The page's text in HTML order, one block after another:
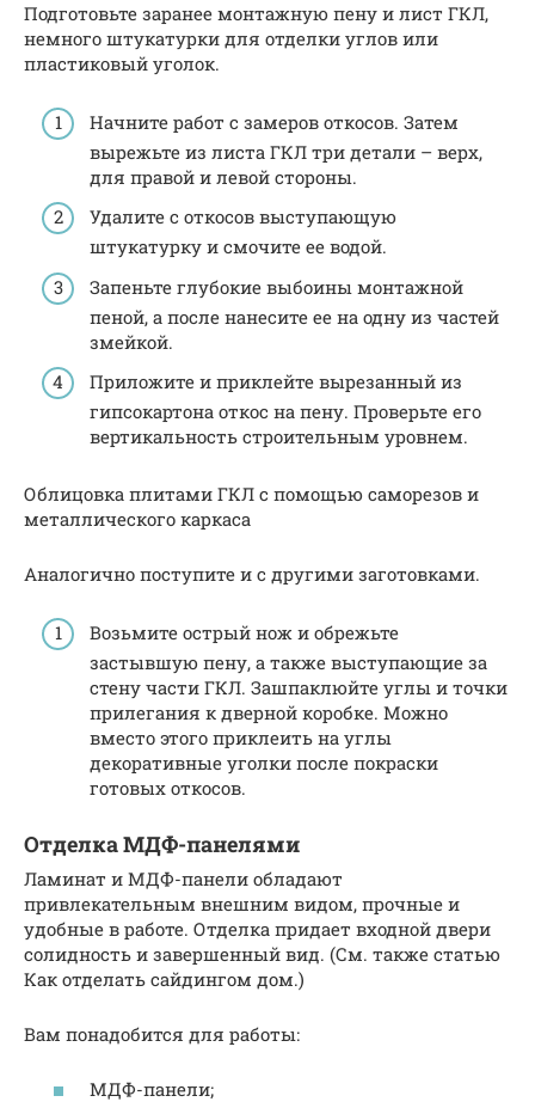
Подготовьте заранее монтажную пену и лист ГКЛ,
немного штукатурки для отделки углов или
пластиковый уголок.
Начните работ с замеров откосов. Затем
вырежьте из листа ГКЛ три детали – верх,
для правой и левой стороны.
Удалите с откосов выступающую
штукатурку и смочите ее водой.
Запеньте глубокие выбоины монтажной
пеной, а после нанесите ее на одну из частей
змейкой.
Приложите и приклейте вырезанный из
гипсокартона откос на пену. Проверьте его
вертикальность строительным уровнем.
Облицовка плитами ГКЛ с помощью саморезов и
металлического каркаса
Аналогично поступите и с другими заготовками.
Возьмите острый нож и обрежьте
застывшую пену, а также выступающие за
стену части ГКЛ. Зашпаклюйте углы и точки
прилегания к дверной коробке. Можно
вместо этого приклеить на углы
декоративные уголки после покраски
готовых откосов.
Отделка МДФ-панелями
Ламинат и МДФ-панели обладают
привлекательным внешним видом, прочные и
удобные в работе. Отделка придает входной двери
солидность и завершенный вид. (См. также статью
Как отделать сайдингом дом.)
Вам понадобится для работы:
МДФ-панели;